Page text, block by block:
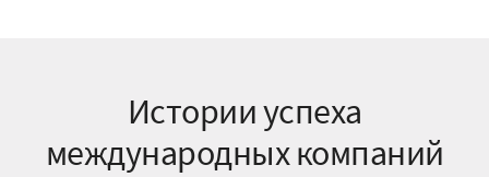
Истории успеха
международных компаний